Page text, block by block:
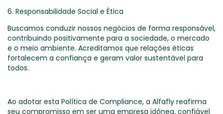
6. Responsabilidade Social e Ética
Buscamos conduzir nossos negócios de forma responsável,
contribuindo positivamente para a sociedade, o mercado
e o meio ambiente. Acreditamos que relações éticas
fortalecem a confiança e geram valor sustentável para
todos.
Ao adotar esta Política de Compliance, a Alfafly reafirma
seu compromisso em ser uma empresa idônea, confiável